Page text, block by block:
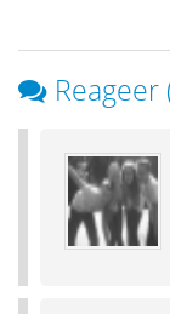
Reageer